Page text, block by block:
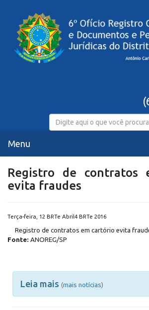
Menu
Registro de contratos
evita fraudes
Terça-feira, 12 BRTe Abril4 BRTe 2016
Registro de contratos em cartório evita
Fonte: ANOREG/SP
Leia mais (mais notícias)